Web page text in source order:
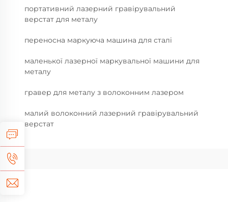
портативний лазерний гравірувальний
верстат для металу
переносна маркуюча машина для сталі
маленької лазерної маркувальної машини для
металу
гравер для металу з волоконним лазером
малий волоконний лазерний гравірувальний
верстат